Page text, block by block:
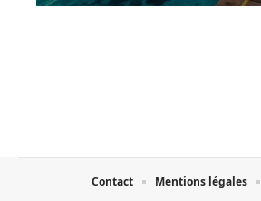
Contact Mentions légales